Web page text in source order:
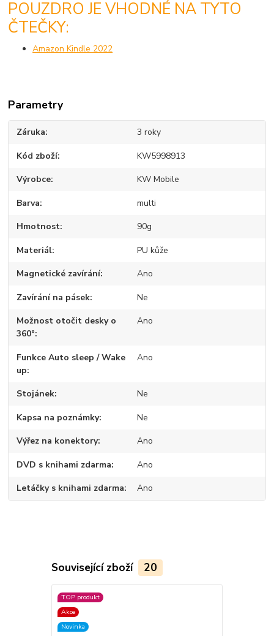
POUZDRO JE VHODNÉ NA TYTO
ČTEČKY:
Amazon Kindle 2022
Parametry
Záruka 3 roky
Kód zboží KW5998913
Výrobce KW Mobile
Barva multi
Hmotnost 90g
Materiál PU kůže
Magnetické zavírání Ano
Zavírání na pásek Ne
Možnost otočit desky o
360°
Ano
Funkce Auto sleep / Wake
up
Ano
Stojánek Ne
Kapsa na poznámky Ne
Výřez na konektory Ano
DVD s knihami zdarma Ano
Letáčky s knihami zdarma Ano
Související zboží 20
TOP produkt
Akce
Novinka